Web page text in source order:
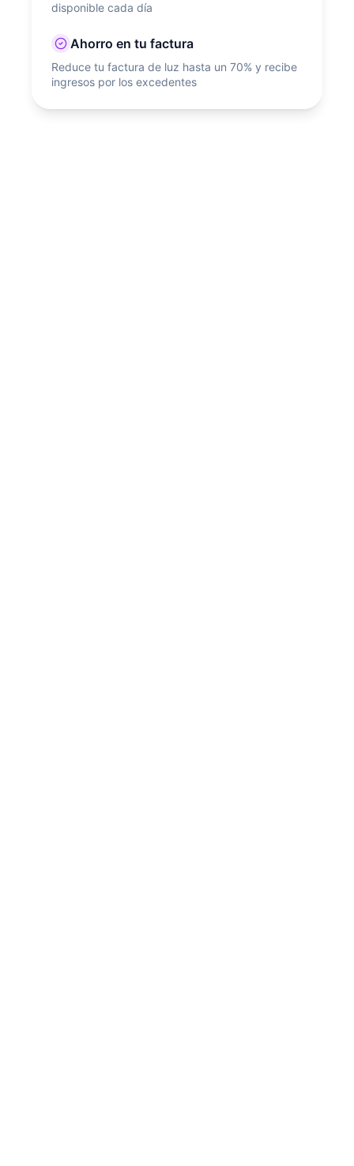
disponible cada día
Ahorro en tu factura
Reduce tu factura de luz hasta un 70% y recibe
ingresos por los excedentes